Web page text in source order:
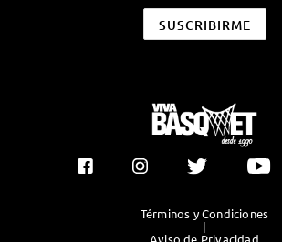
Términos y Condiciones
|
Aviso de Privacidad